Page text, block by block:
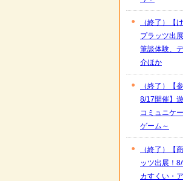
（終了）【
プラッツ出
筆談体験、
介ほか
（終了）【
8/17開催】
コミュニケ
ゲーム～
（終了）【
ッツ出展！
カすくい・